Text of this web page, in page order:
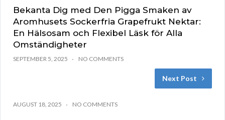
Bekanta Dig med Den Pigga Smaken av
Aromhusets Sockerfria Grapefrukt Nektar:
En Hälsosam och Flexibel Läsk för Alla
Omständigheter
SEPTEMBER 5, 2025 NO COMMENTS
Next Post
AUGUST 18, 2025 NO COMMENTS